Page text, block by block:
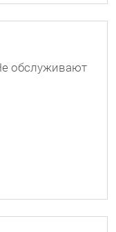
обслуживают